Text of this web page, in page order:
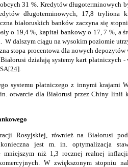
31 %. Kredytów długoterminowych
długoterminowych, 17,8 tryliona
białoruskich banków zaczyna się
o 19,4 %, kapitał bankowy o 17, 7 %, a
W dalszym ciągu na wysokim poziomie
stopa procentowa dla nowych depozytów
działają systemy kart płatniczych
[24].
systemu płatniczego z innymi krajami
in. otwarcie dla Białorusi przez Chiny linii
Rosyjskiej, również na Białorusi
konieczna jest m. in. optymalizacja
mniejszym niż 1,3 rocznej realnej
W zwiększonym stopniu